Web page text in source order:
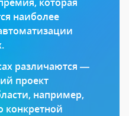
наиболее
различаются —
проект
например,
конкретной